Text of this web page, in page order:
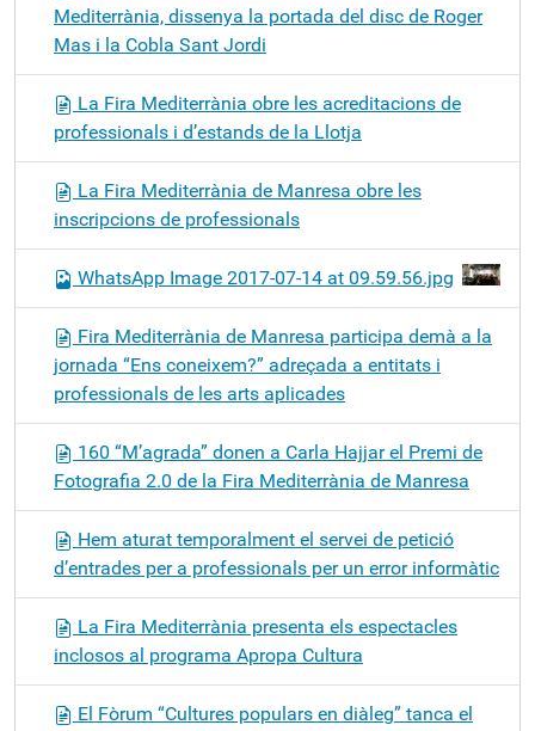
Mediterrània, dissenya la portada del disc de Roger
Mas i la Cobla Sant Jordi
La Fira Mediterrània obre les acreditacions de
professionals i d’estands de la Llotja
La Fira Mediterrània de Manresa obre les
inscripcions de professionals
WhatsApp Image 2017-07-14 at 09.59.56.jpg
Fira Mediterrània de Manresa participa demà a la
jornada “Ens coneixem?” adreçada a entitats i
professionals de les arts aplicades
160 “M’agrada” donen a Carla Hajjar el Premi de
Fotografia 2.0 de la Fira Mediterrània de Manresa
Hem aturat temporalment el servei de petició
d’entrades per a professionals per un error informàtic
La Fira Mediterrània presenta els espectacles
inclosos al programa Apropa Cultura
El Fòrum “Cultures populars en diàleg” tanca el